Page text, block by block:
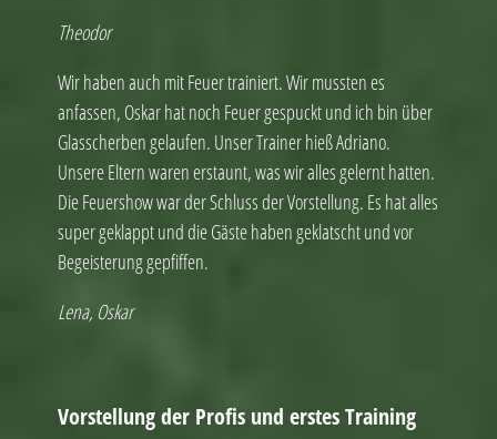
Theodor
Wir haben auch mit Feuer trainiert. Wir mussten es
anfassen, Oskar hat noch Feuer gespuckt und ich bin über
Glasscherben gelaufen. Unser Trainer hieß Adriano.
Unsere Eltern waren erstaunt, was wir alles gelernt hatten.
Die Feuershow war der Schluss der Vorstellung. Es hat alles
super geklappt und die Gäste haben geklatscht und vor
Begeisterung gepfiffen.
Lena, Oskar
Vorstellung der Profis und erstes Training